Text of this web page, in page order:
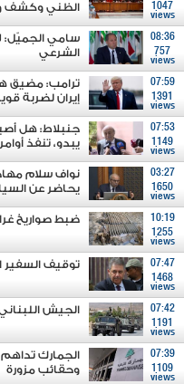
1047
views
الظني وكشف
08:36
757
views
سامي الجميّل:
الشرعي
07:59
1391
views
ترامب: مضيق
إيران لضربة
07:53
1149
views
جنبلاط: هل
يبدو، تنفذ
03:27
1650
views
نواف سلام
يحاضر عن
10:19
1255
views
ضبط صواريخ
07:47
1468
views
توقيف
07:42
1191
views
الجيش
07:39
1109
views
الجمارك
وحقائب مزورة